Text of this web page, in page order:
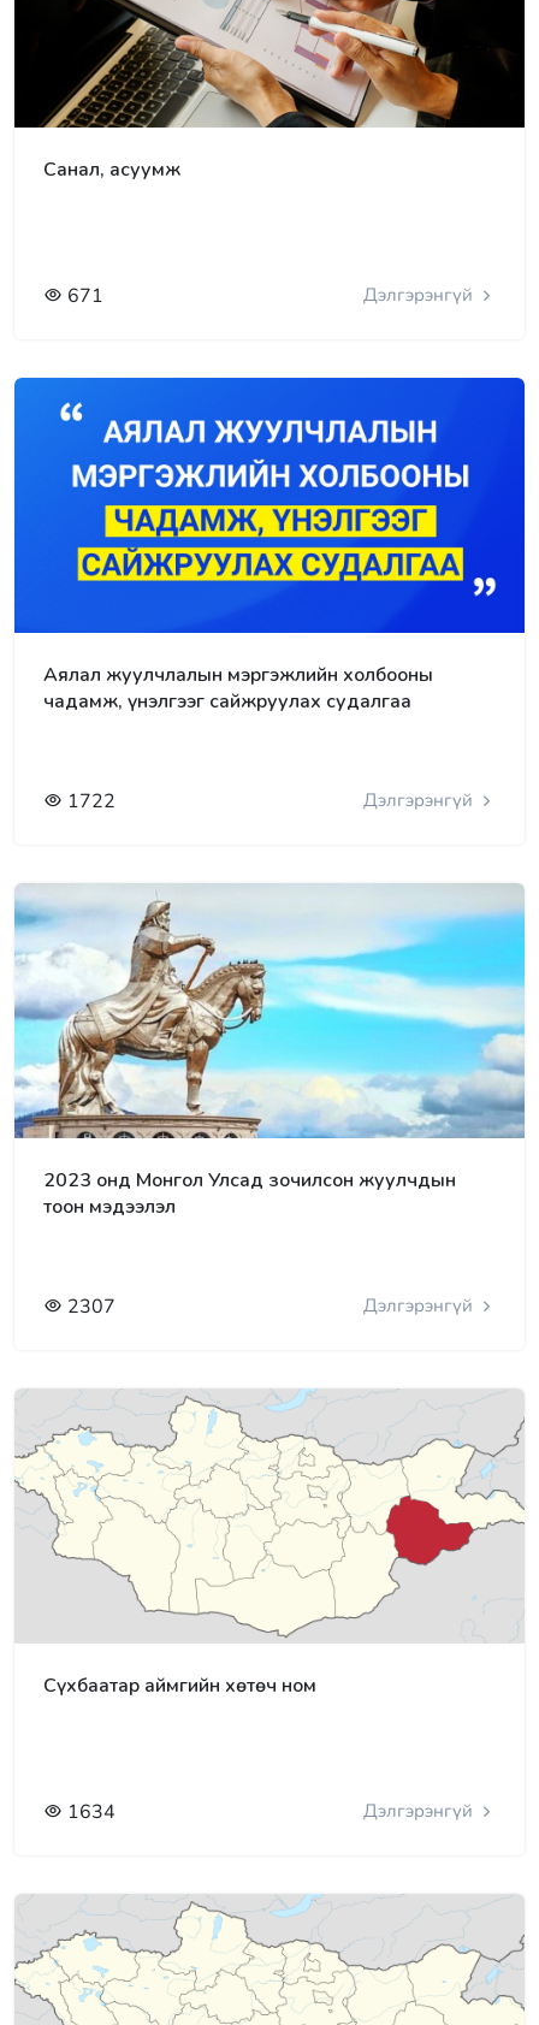
Санал, асуумж
671 Дэлгэрэнгүй
Аялал жуулчлалын мэргэжлийн холбооны
чадамж, үнэлгээг сайжруулах судалгаа
1722 Дэлгэрэнгүй
2023 онд Монгол Улсад зочилсон жуулчдын
тоон мэдээлэл
2307 Дэлгэрэнгүй
Сүхбаатар аймгийн хөтөч ном
1634 Дэлгэрэнгүй